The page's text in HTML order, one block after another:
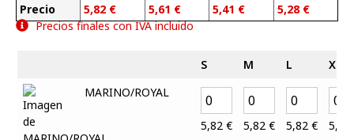
Precio
5,82 €
5,61 €
5,41 €
5,28 €
Precios finales con IVA incluido
S M L
XL
MARINO/ROYAL
5,82 € 5,82 € 5,82 € 5,82